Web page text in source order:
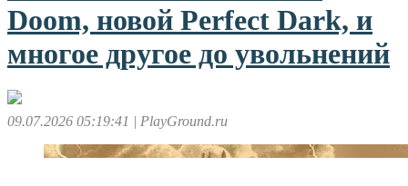
Doom, новой Perfect Dark, и
многое другое до увольнений
09.07.2026 05:19:41 | PlayGround.ru